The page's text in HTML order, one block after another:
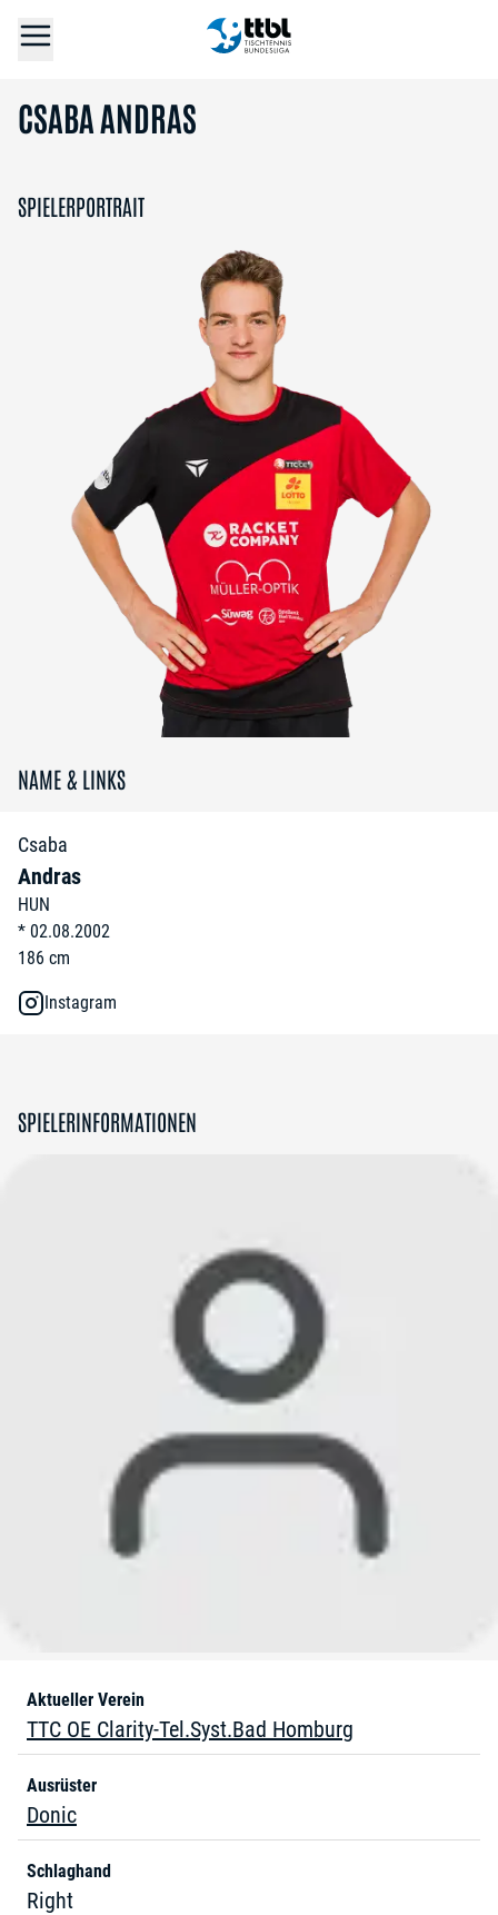
CSABA ANDRAS
SPIELERPORTRAIT
NAME & LINKS
Csaba
Andras
HUN
* 02.08.2002
186 cm
Instagram
SPIELERINFORMATIONEN
Aktueller Verein
TTC OE Clarity-Tel.Syst.Bad Homburg
Ausrüster
Donic
Schlaghand
Right